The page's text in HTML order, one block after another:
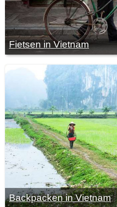
Fietsen in Vietnam
Backpacken in Vietnam